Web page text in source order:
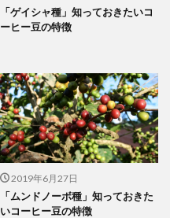
「ゲイシャ種」知っておきたいコ
ーヒー豆の特徴
2019年6月27日
「ムンドノーボ種」知っておきた
いコーヒー豆の特徴